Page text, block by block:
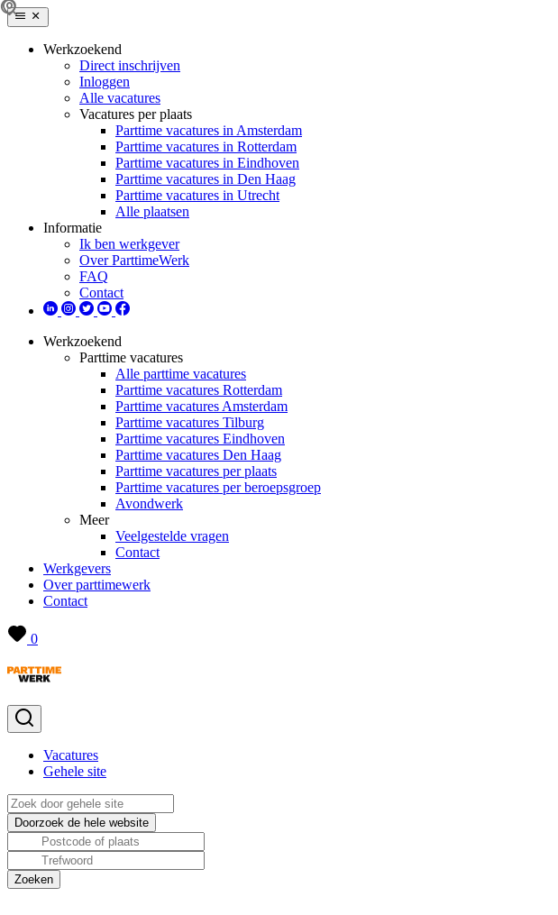
Werkzoekend
Direct inschrijven
Inloggen
Alle vacatures
Vacatures per plaats
Parttime vacatures in Amsterdam
Parttime vacatures in Rotterdam
Parttime vacatures in Eindhoven
Parttime vacatures in Den Haag
Parttime vacatures in Utrecht
Alle plaatsen
Informatie
Ik ben werkgever
Over ParttimeWerk
FAQ
Contact
Werkzoekend
Parttime vacatures
Alle parttime vacatures
Parttime vacatures Rotterdam
Parttime vacatures Amsterdam
Parttime vacatures Tilburg
Parttime vacatures Eindhoven
Parttime vacatures Den Haag
Parttime vacatures per plaats
Parttime vacatures per beroepsgroep
Avondwerk
Meer
Veelgestelde vragen
Contact
Werkgevers
Over parttimewerk
Contact
0
Vacatures
Gehele site